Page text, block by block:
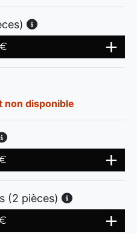
€
non disponible
(2 pièces)